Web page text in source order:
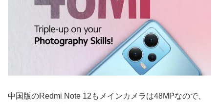
中国版のRedmi Note 12もメインカメラは48MPなので、